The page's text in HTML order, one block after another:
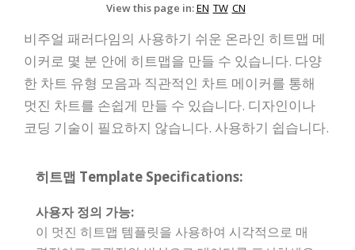
View this page in:EN TW CN
비주얼 패러다임의 사용하기 쉬운 온라인 히트맵 메
이커로 몇 분 안에 히트맵을 만들 수 있습니다. 다양
한 차트 유형 모음과 직관적인 차트 메이커를 통해
멋진 차트를 손쉽게 만들 수 있습니다. 디자인이나
코딩 기술이 필요하지 않습니다. 사용하기 쉽습니다.
히트맵 Template Specifications:
사용자 정의 가능:
이 멋진 히트맵 템플릿을 사용하여 시각적으로 매